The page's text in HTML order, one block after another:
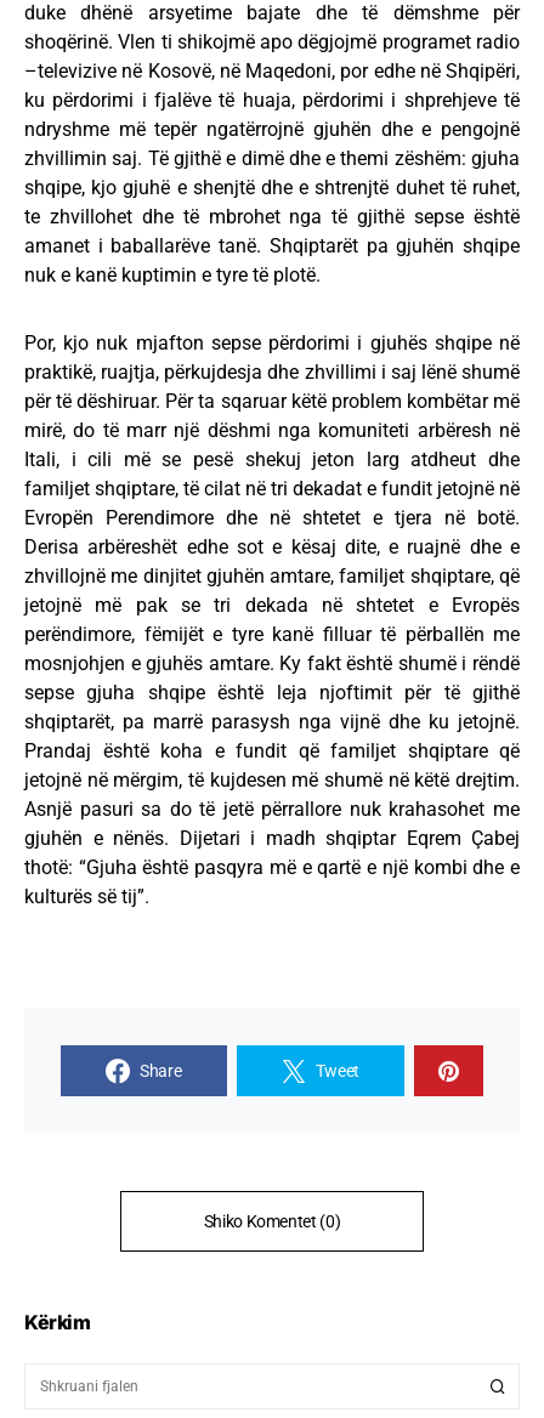
duke dhënë arsyetime bajate dhe të dëmshme për
shoqërinë. Vlen ti shikojmë apo dëgjojmë programet radio
–televizive në Kosovë, në Maqedoni, por edhe në Shqipëri,
ku përdorimi i fjalëve të huaja, përdorimi i shprehjeve të
ndryshme më tepër ngatërrojnë gjuhën dhe e pengojnë
zhvillimin saj. Të gjithë e dimë dhe e themi zëshëm: gjuha
shqipe, kjo gjuhë e shenjtë dhe e shtrenjtë duhet të ruhet,
te zhvillohet dhe të mbrohet nga të gjithë sepse është
amanet i baballarëve tanë. Shqiptarët pa gjuhën shqipe
nuk e kanë kuptimin e tyre të plotë.
Por, kjo nuk mjafton sepse përdorimi i gjuhës shqipe në
praktikë, ruajtja, përkujdesja dhe zhvillimi i saj lënë shumë
për të dëshiruar. Për ta sqaruar këtë problem kombëtar më
mirë, do të marr një dëshmi nga komuniteti arbëresh në
Itali, i cili më se pesë shekuj jeton larg atdheut dhe
familjet shqiptare, të cilat në tri dekadat e fundit jetojnë në
Evropën Perendimore dhe në shtetet e tjera në botë.
Derisa arbëreshët edhe sot e kësaj dite, e ruajnë dhe e
zhvillojnë me dinjitet gjuhën amtare, familjet shqiptare, që
jetojnë më pak se tri dekada në shtetet e Evropës
perëndimore, fëmijët e tyre kanë filluar të përballën me
mosnjohjen e gjuhës amtare. Ky fakt është shumë i rëndë
sepse gjuha shqipe është leja njoftimit për të gjithë
shqiptarët, pa marrë parasysh nga vijnë dhe ku jetojnë.
Prandaj është koha e fundit që familjet shqiptare që
jetojnë në mërgim, të kujdesen më shumë në këtë drejtim.
Asnjë pasuri sa do të jetë përrallore nuk krahasohet me
gjuhën e nënës. Dijetari i madh shqiptar Eqrem Çabej
thotë: “Gjuha është pasqyra më e qartë e një kombi dhe e
kulturës së tij”.
Share Tweet
Shiko Komentet (0)
Kërkim